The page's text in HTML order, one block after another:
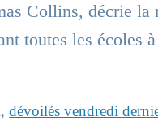
Collins, décrie la
toutes les écoles
dévoilés vendredi